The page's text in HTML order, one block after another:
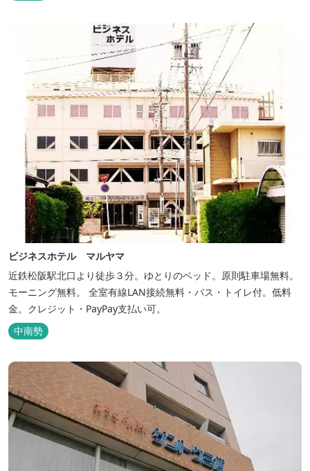
ビジネスホテル マルヤマ
近鉄松阪駅北口より徒歩３分。ゆとりのベッド。原則駐車場無料。
モーニング無料。 全室有線LAN接続無料・バス・トイレ付。低料
金。クレジット・PayPay支払い可。
中南勢